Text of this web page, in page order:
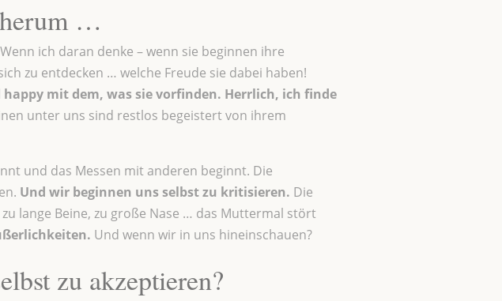
…
ich daran denke – wenn sie beginnen ihre
zu entdecken … welche Freude sie dabei haben!
happy mit dem, was sie vorfinden. Herrlich, ich finde
unter uns sind restlos begeistert von ihrem
und das Messen mit anderen beginnt. Die
Und wir beginnen uns selbst zu kritisieren. Die
lange Beine, zu große Nase … das Muttermal stört
Und wenn wir in uns hineinschauen?
zu akzeptieren?